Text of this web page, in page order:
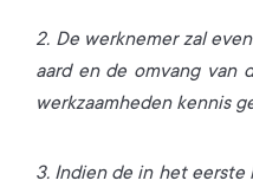
2. De werknemer zal
aard en de omvang van
werkzaamheden kennis
3. Indien de in het eerste